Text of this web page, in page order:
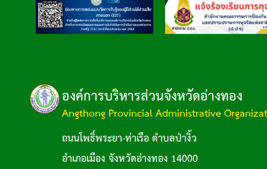
องค์การบริหารส่วนจังหวัดอ่างทอง
Angthong Provincial Administrative
ถนนโพธิ์พระยา-ท่าเรือ ตำบลป่างิ้ว
อำเภอเมือง จังหวัดอ่างทอง 14000